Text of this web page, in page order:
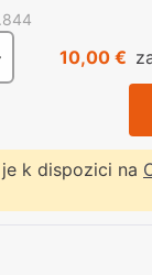
10,00 €
k dispozici na